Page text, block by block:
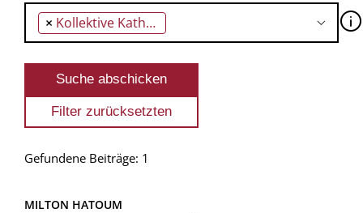
× Kollektive Katharsis des Elends 🛈
Gefundene Beiträge: 1
MILTON HATOUM